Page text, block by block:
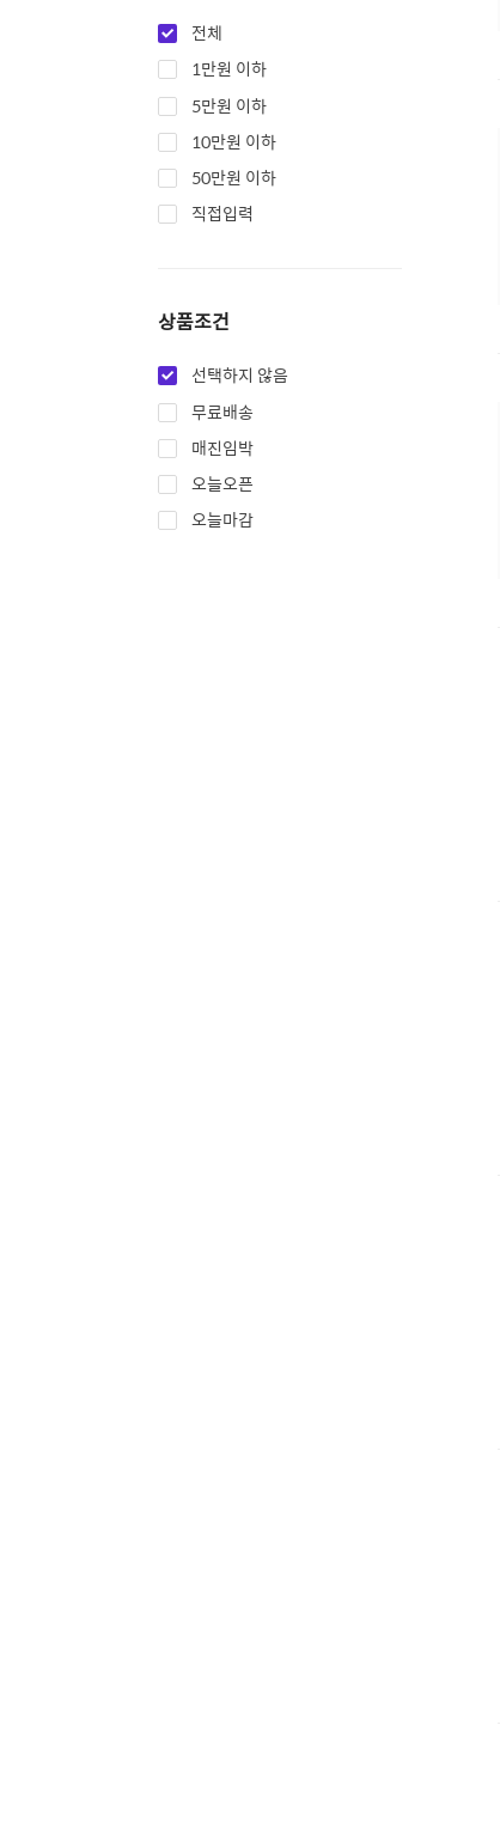
전체
1만원 이하
5만원 이하
10만원 이하
50만원 이하
직접입력
상품조건
선택하지 않음
무료배송
매진임박
오늘오픈
오늘마감